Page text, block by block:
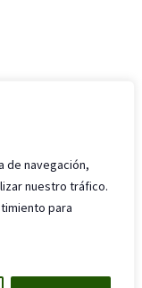
de navegación,
nuestro tráfico.
para